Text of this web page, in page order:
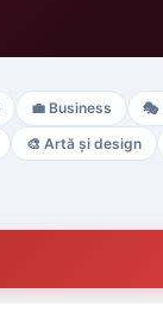
💼 Business 🎭
🎨 Artă și design